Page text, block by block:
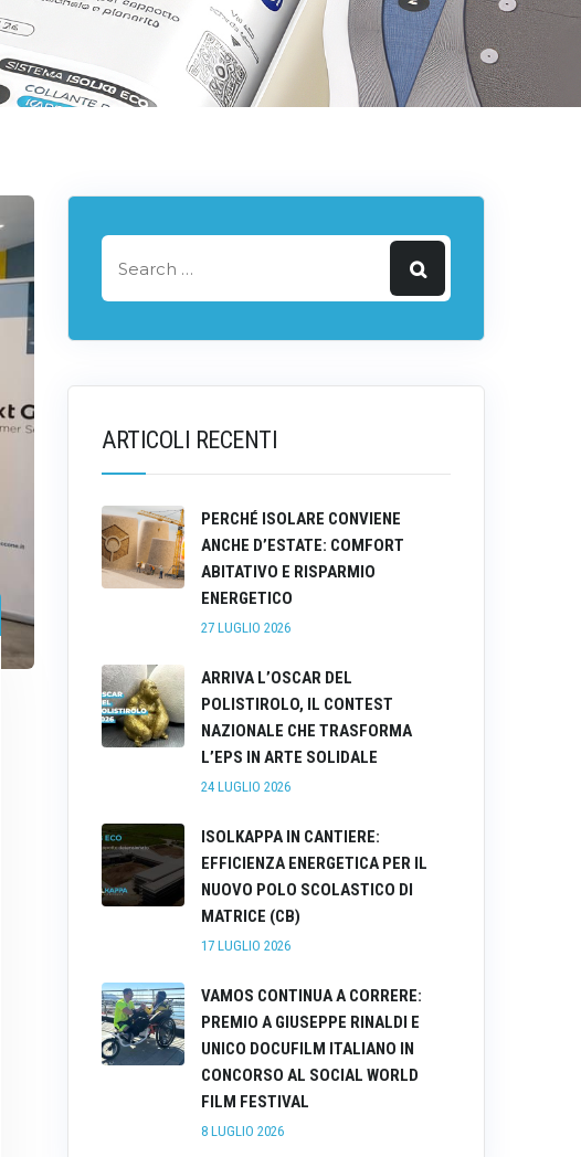
ARTICOLI RECENTI
PERCHÉ ISOLARE CONVIENE
ANCHE D’ESTATE: COMFORT
ABITATIVO E RISPARMIO
ENERGETICO
27 LUGLIO 2026
ARRIVA L’OSCAR DEL
POLISTIROLO, IL CONTEST
NAZIONALE CHE TRASFORMA
L’EPS IN ARTE SOLIDALE
24 LUGLIO 2026
ISOLKAPPA IN CANTIERE:
EFFICIENZA ENERGETICA PER IL
NUOVO POLO SCOLASTICO DI
MATRICE (CB)
17 LUGLIO 2026
VAMOS CONTINUA A CORRERE:
PREMIO A GIUSEPPE RINALDI E
UNICO DOCUFILM ITALIANO IN
CONCORSO AL SOCIAL WORLD
FILM FESTIVAL
8 LUGLIO 2026